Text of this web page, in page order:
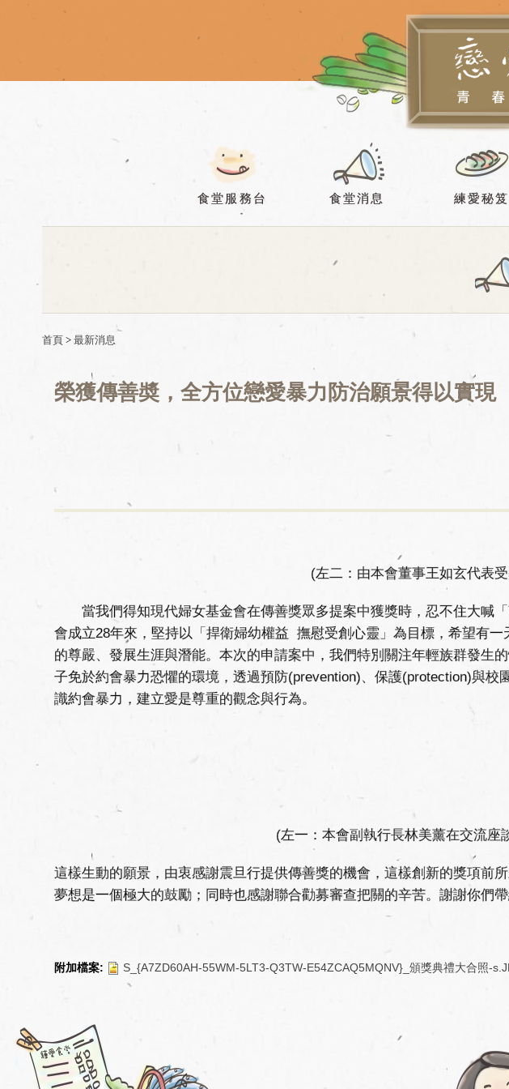
食堂服務台 食堂消息 練愛秘笈
首頁 > 最新消息
榮獲傳善奬，全方位戀愛暴力防治願景得以實現
(左二：由本會董事王如玄代表
當我們得知現代婦女基金會在傳善獎眾多提案中獲獎時，忍不住大喊「
會成立28年來，堅持以「捍衛婦幼權益 撫慰受創心靈」為目標，希望有
的尊嚴、發展生涯與潛能。本次的申請案中，我們特別關注年輕族群發生
子免於約會暴力恐懼的環境，透過預防(prevention)、保護(protection)與校
識約會暴力，建立愛是尊重的觀念與行為。
(左一：本會副執行長林美薰在交流座
這樣生動的願景，由衷感謝震旦行提供傳善獎的機會，這樣創新的獎項前
夢想是一個極大的鼓勵；同時也感謝聯合勸募審查把關的辛苦。謝謝你們
附加檔案: S_{A7ZD60AH-55WM-5LT3-Q3TW-E54ZCAQ5MQNV}_頒獎典禮大合照-